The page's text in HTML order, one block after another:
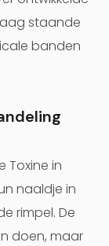
staande
banden
Toxine in
naaldje in
rimpel. De
doen, maar